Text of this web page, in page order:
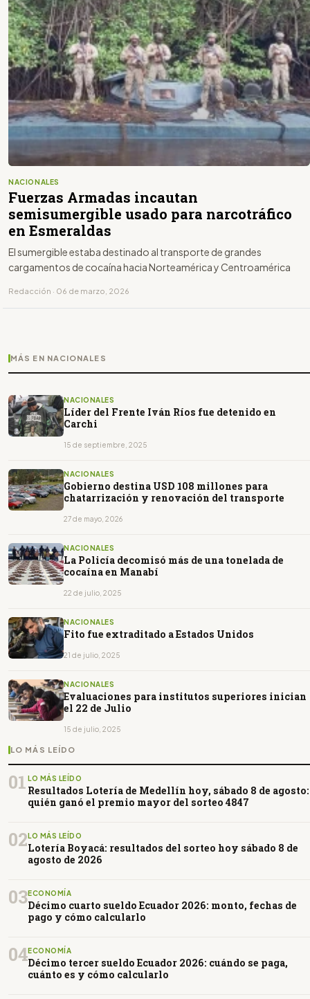
NACIONALES
Fuerzas Armadas incautan
semisumergible usado para narcotráfico
en Esmeraldas
El sumergible estaba destinado al transporte de grandes
cargamentos de cocaína hacia Norteamérica y Centroamérica
Redacción · 06 de marzo, 2026
MÁS EN NACIONALES
NACIONALES
Líder del Frente Iván Ríos fue detenido en
Carchi
15 de septiembre, 2025
NACIONALES
Gobierno destina USD 108 millones para
chatarrización y renovación del transporte
27 de mayo, 2026
NACIONALES
La Policía decomisó más de una tonelada de
cocaína en Manabí
22 de julio, 2025
NACIONALES
Fito fue extraditado a Estados Unidos
21 de julio, 2025
NACIONALES
Evaluaciones para institutos superiores inician
el 22 de Julio
15 de julio, 2025
LO MÁS LEÍDO
01 LO MÁS LEÍDO
Resultados Lotería de Medellín hoy, sábado 8 de agosto:
quién ganó el premio mayor del sorteo 4847
02 LO MÁS LEÍDO
Lotería Boyacá: resultados del sorteo hoy sábado 8 de
agosto de 2026
03ECONOMÍA
Décimo cuarto sueldo Ecuador 2026: monto, fechas de
pago y cómo calcularlo
04ECONOMÍA
Décimo tercer sueldo Ecuador 2026: cuándo se paga,
cuánto es y cómo calcularlo